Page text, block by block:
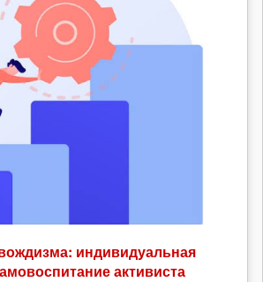
индивидуальная
активиста